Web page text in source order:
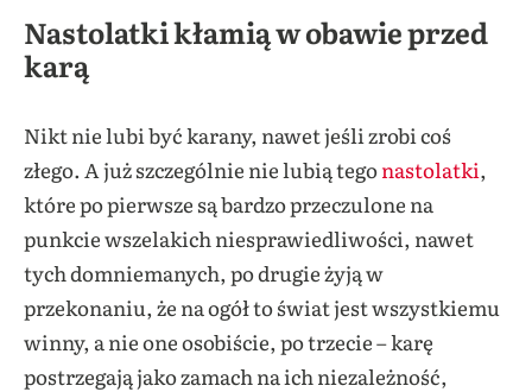
Nastolatki kłamią w obawie przed
karą
Nikt nie lubi być karany, nawet jeśli zrobi coś
złego. A już szczególnie nie lubią tegonastolatki,
które po pierwsze są bardzo przeczulone na
punkcie wszelakich niesprawiedliwości, nawet
tych domniemanych, po drugie żyją w
przekonaniu, że na ogół to świat jest wszystkiemu
winny, a nie one osobiście, po trzecie – karę
postrzegają jako zamach na ich niezależność,